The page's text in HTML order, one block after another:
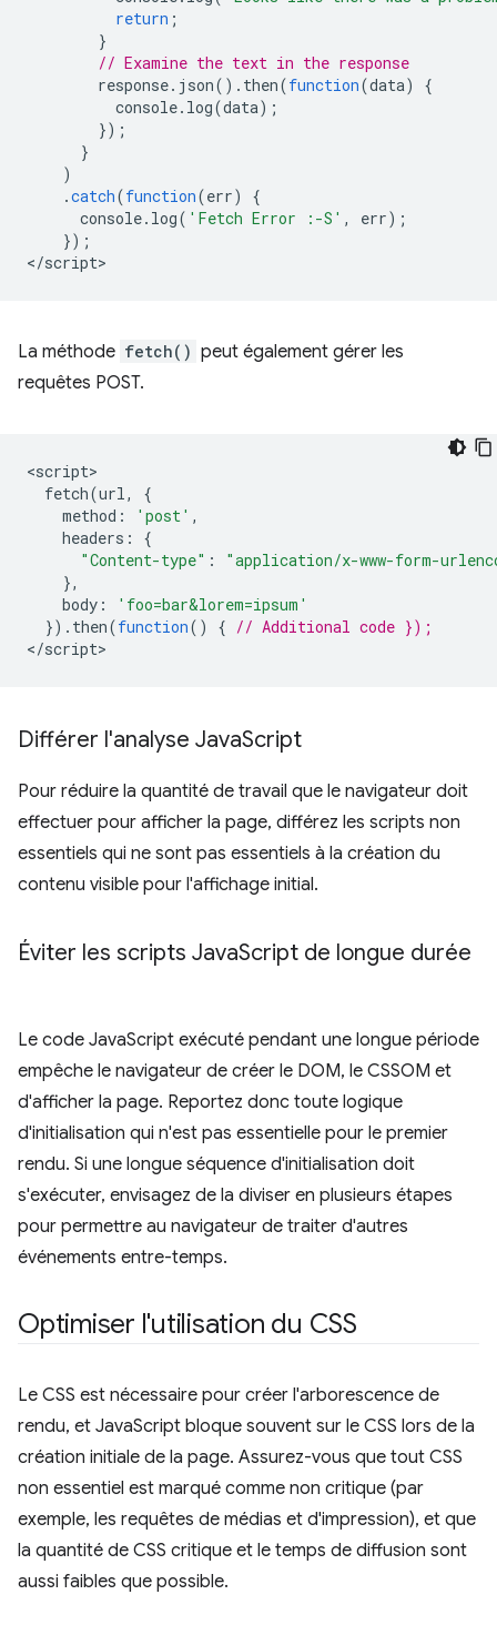
return ;
}
// Examine the text in the response
response. json(). then(function(data)
{
console. log(data);
});
}
)
.catch(function(err)
{
console. log( 'Fetch Error :-S' , err);
});
</script
La méthode fetch() peut également gérer les
requêtes POST.
<script
fetch(url,
{
method : 'post' ,
headers :
{
"Content-type" :
"application/x-www-form-
},
body :
'foo=bar&lorem=ipsum'
}). then(function() { // Additional code });
</script
Différer l'analyse JavaScript
Pour réduire la quantité de travail que le navigateur doit
effectuer pour afficher la page, différez les scripts non
essentiels qui ne sont pas essentiels à la création du
contenu visible pour l'affichage initial.
Éviter les scripts JavaScript de longue durée
Le code JavaScript exécuté pendant une longue période
empêche le navigateur de créer le DOM, le CSSOM et
d'afficher la page. Reportez donc toute logique
d'initialisation qui n'est pas essentielle pour le premier
rendu. Si une longue séquence d'initialisation doit
s'exécuter, envisagez de la diviser en plusieurs étapes
pour permettre au navigateur de traiter d'autres
événements entre-temps.
Optimiser l'utilisation du CSS
Le CSS est nécessaire pour créer l'arborescence de
rendu, et JavaScript bloque souvent sur le CSS lors de la
création initiale de la page. Assurez-vous que tout CSS
non essentiel est marqué comme non critique (par
exemple, les requêtes de médias et d'impression), et que
la quantité de CSS critique et le temps de diffusion sont
aussi faibles que possible.